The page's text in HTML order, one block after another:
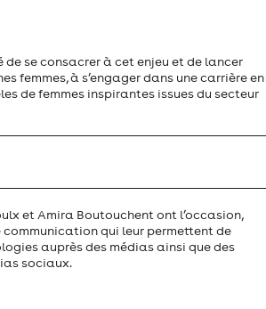
se consacrer à cet enjeu et de lancer
femmes, à s’engager dans une carrière en
de femmes inspirantes issues du secteur
et Amira Boutouchent ont l’occasion,
communication qui leur permettent de
auprès des médias ainsi que des
sociaux.